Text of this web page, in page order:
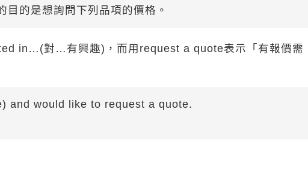
的是想詢問下列品項的價格。
in…(對…有興趣)，而用request a quote表示「有報價需
and would like to request a quote.